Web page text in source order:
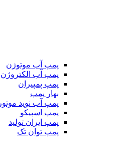
پمپ آب موتوژن
پمپ آب الکتروژن
پمپ پمپیران
بهار پمپ
پمپ آب نوید موتور
پمپ اسپیکو
پمپ ایران تولید
پمپ توان تک